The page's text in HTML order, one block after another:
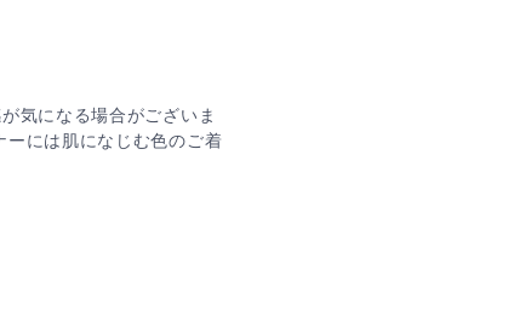
気になる場合がございま
ーには肌になじむ色のご着